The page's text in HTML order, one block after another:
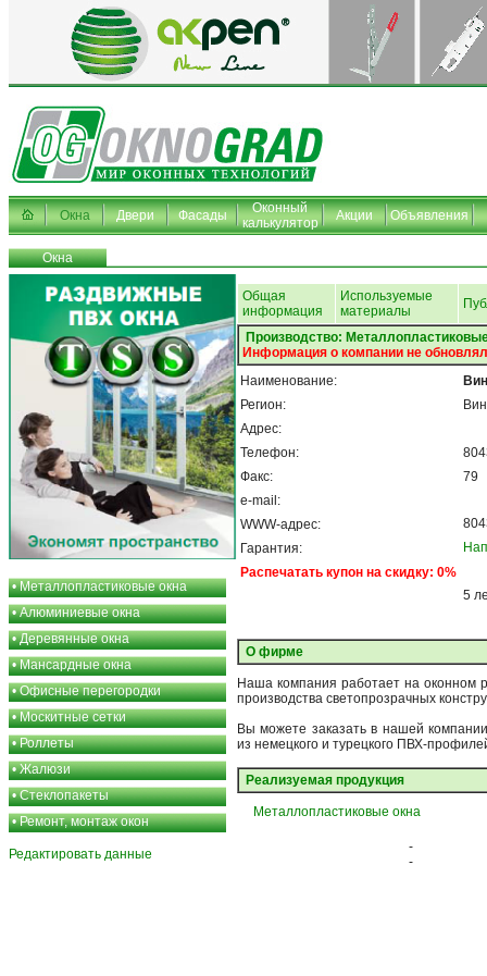
Окна Двери Фасады
Оконный
калькулятор
Акции Объявления
Окна
•Металлопластиковые окна
•Алюминиевые окна
•Деревянные окна
•Мансардные окна
•Офисные перегородки
•Москитные сетки
•Роллеты
•Жалюзи
•Стеклопакеты
•Ремонт, монтаж окон
Общая
информация
Используемые
материалы
Производство:
Информация о компании не
Наименование:
Регион:
Адрес:
Телефон:
Факс:
e-mail:
WWW-адрес:
Гарантия:
Распечатать купон на скидку: 0%
79
5
О фирме
Наша компания работает на оконном
производства светопрозрачных
Вы можете заказать в нашей
из немецкого и турецкого ПВХ-
Реализуемая продукция
Металлопластиковые окна
Редактировать данные
-
-